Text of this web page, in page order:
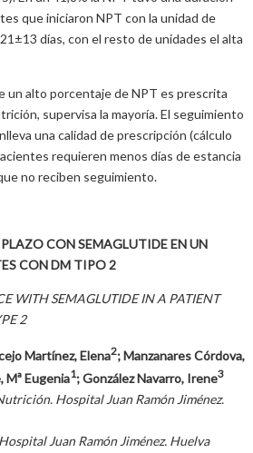
que iniciaron NPT con la unidad de
días, con el resto de unidades el alta
un alto porcentaje de NPT es prescrita
supervisa la mayoría. El seguimiento
una calidad de prescripción (cálculo
requieren menos días de estancia
no reciben seguimiento.
CON SEMAGLUTIDE EN UN
CON DM TIPO 2
WITH SEMAGLUTIDE IN A PATIENT
2
Martínez, Elena2; Manzanares Córdova,
Mª Eugenia1; González Navarro, Irene3
Hospital Juan Ramón Jiménez.
Juan Ramón Jiménez. Huelva